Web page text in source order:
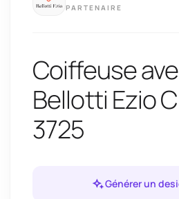
PARTENAIRE
Coiffeuse
Bellotti Ezio
3725
Générer un